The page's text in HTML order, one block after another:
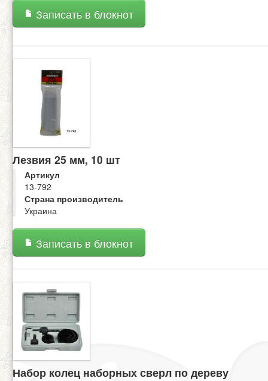
Записать в блокнот
Лезвия 25 мм, 10 шт
Артикул
13-792
Страна производитель
Украина
Записать в блокнот
Набор колец наборных сверл по дереву